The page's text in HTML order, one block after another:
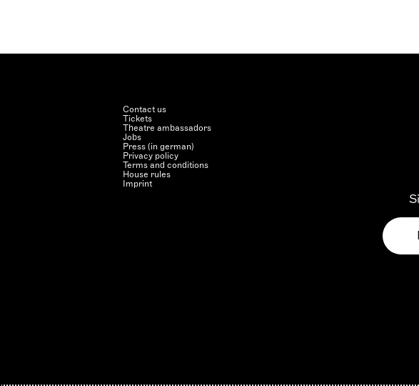
Contact us
Tickets
Theatre ambassadors
Jobs
Press (in german)
Privacy policy
Terms and conditions
House rules
Imprint